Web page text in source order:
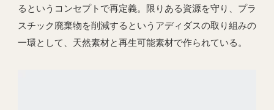
るというコンセプトで再定義。限りある資源を守り、プラ
スチック廃棄物を削減するというアディダスの取り組みの
一環として、天然素材と再生可能素材で作られている。